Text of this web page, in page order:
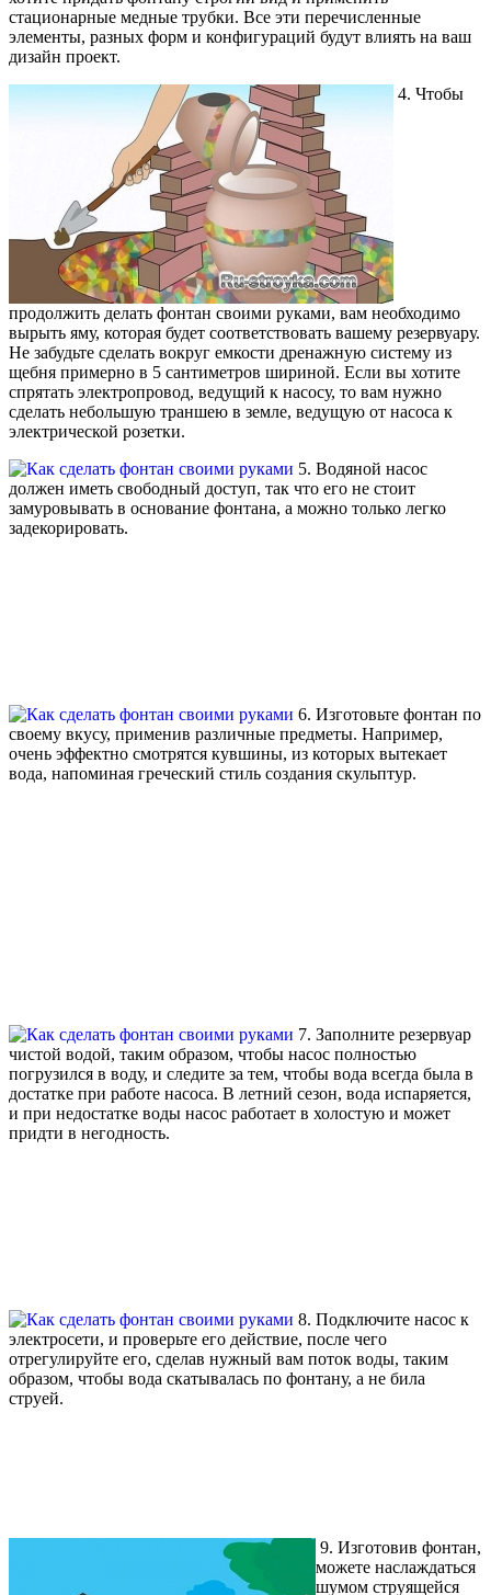
стационарные медные трубки. Все эти перечисленные
элементы, разных форм и конфигураций будут влиять на ваш
дизайн проект.
4. Чтобы
продолжить делать фонтан своими руками, вам необходимо
вырыть яму, которая будет соответствовать вашему резервуару.
Не забудьте сделать вокруг емкости дренажную систему из
щебня примерно в 5 сантиметров шириной. Если вы хотите
спрятать электропровод, ведущий к насосу, то вам нужно
сделать небольшую траншею в земле, ведущую от насоса к
электрической розетки.
5. Водяной насос
должен иметь свободный доступ, так что его не стоит
замуровывать в основание фонтана, а можно только легко
задекорировать.
6. Изготовьте фонтан по
своему вкусу, применив различные предметы. Например,
очень эффектно смотрятся кувшины, из которых вытекает
вода, напоминая греческий стиль создания скульптур.
7. Заполните резервуар
чистой водой, таким образом, чтобы насос полностью
погрузился в воду, и следите за тем, чтобы вода всегда была в
достатке при работе насоса. В летний сезон, вода испаряется,
и при недостатке воды насос работает в холостую и может
придти в негодность.
8. Подключите насос к
электросети, и проверьте его действие, после чего
отрегулируйте его, сделав нужный вам поток воды, таким
образом, чтобы вода скатывалась по фонтану, а не била
струей.
9. Изготовив фонтан,
можете наслаждаться
шумом струящейся